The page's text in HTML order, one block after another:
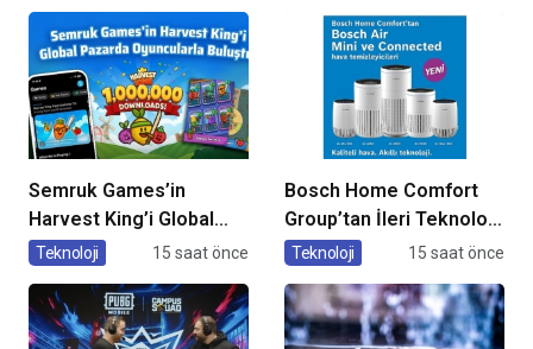
Semruk Games’in
Harvest King’i Global
Pazarda Oyuncularla
Teknoloji 15 saat önce
Bosch Home Comfort
Group’tan İleri Teknoloji
Hava Temizleme
Teknoloji 15 saat önce